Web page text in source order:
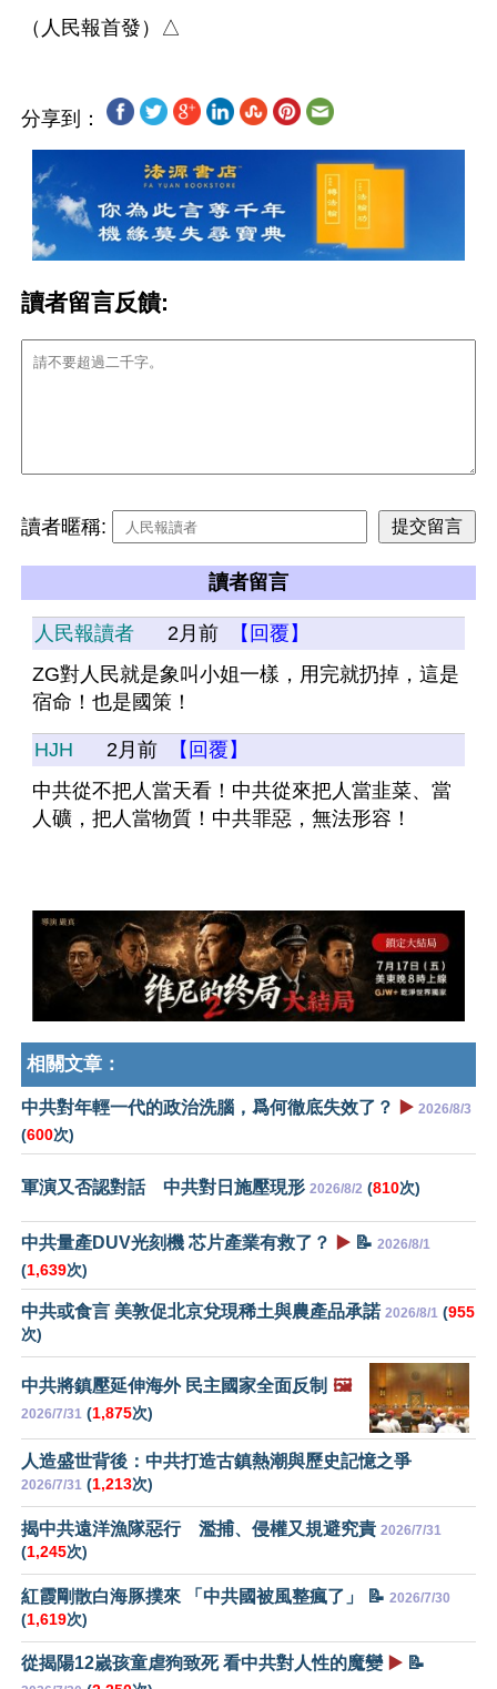
分享到：
讀者留言反饋:
讀者暱稱:
讀者留言
人民報讀者 2月前
【回覆】
ZG對人民就是象叫小姐一樣，用完就扔掉，這是
宿命！也是國策！
HJH 2月前
【回覆】
中共從不把人當天看！中共從來把人當韭菜、當
人礦，把人當物質！中共罪惡，無法形容！
相關文章：
中共對年輕一代的政治洗腦，爲何徹底失效了？ ▶️ 2026/8/3
(600次)
軍演又否認對話 中共對日施壓現形 2026/8/2 (810次)
中共量產DUV光刻機 芯片產業有救了？ ▶️ 📝 2026/8/1
(1,639次)
中共或食言 美敦促北京兌現稀土與農產品承諾 2026/8/1 (955
次)
中共將鎮壓延伸海外 民主國家全面反制 🖼️
2026/7/31 (1,875次)
人造盛世背後：中共打造古鎮熱潮與歷史記憶之爭
2026/7/31 (1,213次)
揭中共遠洋漁隊惡行 濫捕、侵權又規避究責 2026/7/31
(1,245次)
紅霞剛散白海豚撲來 「中共國被風整瘋了」 📝 2026/7/30
(1,619次)
從揭陽12嵗孩童虐狗致死 看中共對人性的魔變 ▶️ 📝